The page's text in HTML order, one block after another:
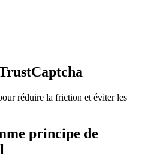
réduire la friction et éviter les
principe de